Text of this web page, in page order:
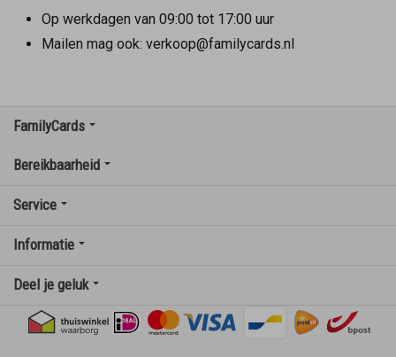
Op werkdagen van 09:00 tot 17:00 uur
Mailen mag ook: verkoop@familycards.nl
FamilyCards
Bereikbaarheid
Service
Informatie
Deel je geluk